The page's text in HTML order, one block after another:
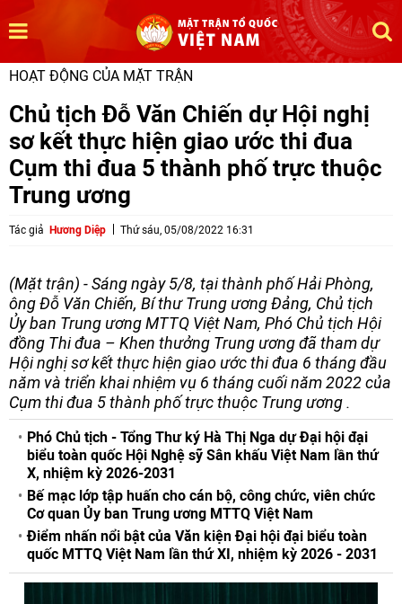
HOẠT ĐỘNG CỦA MẶT TRẬN
Chủ tịch Đỗ Văn Chiến dự Hội nghị
sơ kết thực hiện giao ước thi đua
Cụm thi đua 5 thành phố trực thuộc
Trung ương
Tác giả Hương Diệp Thứ sáu, 05/08/2022 16:31
(Mặt trận) - Sáng ngày 5/8, tại thành phố Hải Phòng,
ông Đỗ Văn Chiến, Bí thư Trung ương Đảng, Chủ tịch
Ủy ban Trung ương MTTQ Việt Nam, Phó Chủ tịch Hội
đồng Thi đua – Khen thưởng Trung ương đã tham dự
Hội nghị sơ kết thực hiện giao ước thi đua 6 tháng đầu
năm và triển khai nhiệm vụ 6 tháng cuối năm 2022 của
Cụm thi đua 5 thành phố trực thuộc Trung ương .
Phó Chủ tịch - Tổng Thư ký Hà Thị Nga dự Đại hội đại
biểu toàn quốc Hội Nghệ sỹ Sân khấu Việt Nam lần thứ
X, nhiệm kỳ 2026-2031
Bế mạc lớp tập huấn cho cán bộ, công chức, viên chức
Cơ quan Ủy ban Trung ương MTTQ Việt Nam
Điểm nhấn nổi bật của Văn kiện Đại hội đại biểu toàn
quốc MTTQ Việt Nam lần thứ XI, nhiệm kỳ 2026 - 2031